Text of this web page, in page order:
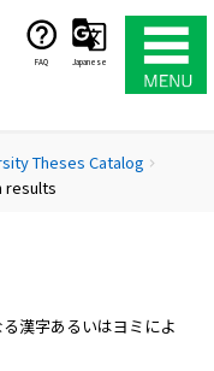
FAQ Japanese
Theses Catalog chevron_right
results
漢字あるいはヨミによ